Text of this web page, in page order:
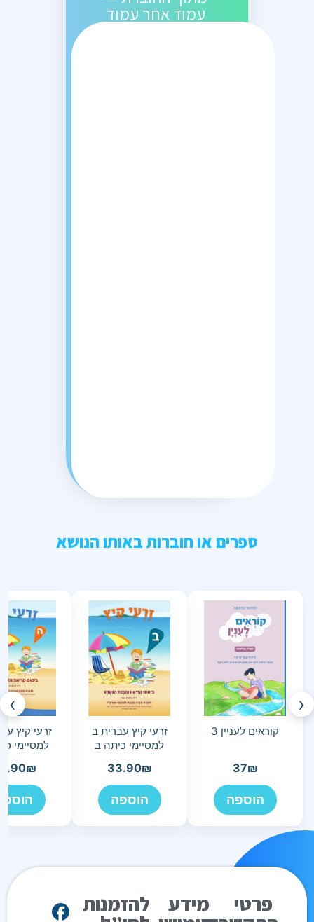
עמוד אחר עמוד
ספרים או חוברות באותו הנושא
‹
קוראים לעניין 3
37₪
הוספה
זרעי קיץ עברית ב
למסיימי כיתה ב
33.90₪
הוספה
זרעי קיץ
למסיימי
₪
›
פרטי מידע להזמנות